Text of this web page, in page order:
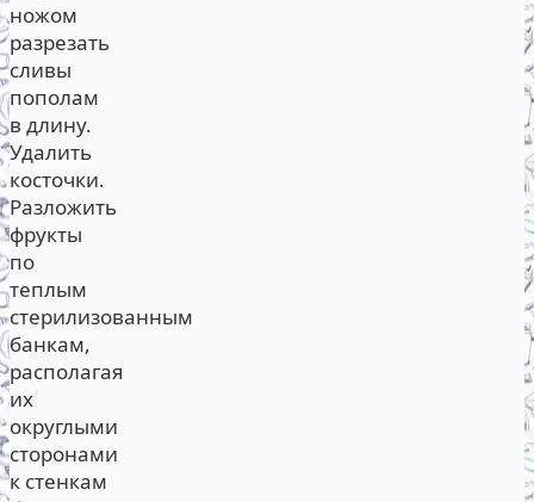
ножом
разрезать
сливы
пополам
в длину.
Удалить
косточки.
Разложить
фрукты
по
теплым
стерилизованным
банкам,
располагая
их
округлыми
сторонами
к стенкам